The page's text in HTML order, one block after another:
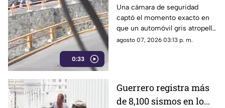
0:33
vehículo embiste a una
familia en
Chilpancingo
Una cámara de seguridad
captó el momento exacto en
que un automóvil gris atropelló
a una familia que caminaba
agosto 07, 2026 03:13 p. m.
Guerrero registra más
de 8,100 sismos en lo